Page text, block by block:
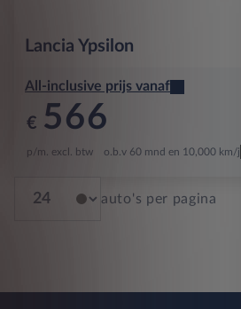
Lancia Ypsilon
All-inclusive prijs vanaf
€ 566
p/m. excl. btw o.b.v 60 mnd en 10,000 km/j
auto's per pagina